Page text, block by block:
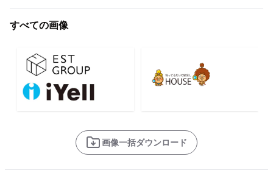
すべての画像
画像一括ダウンロード